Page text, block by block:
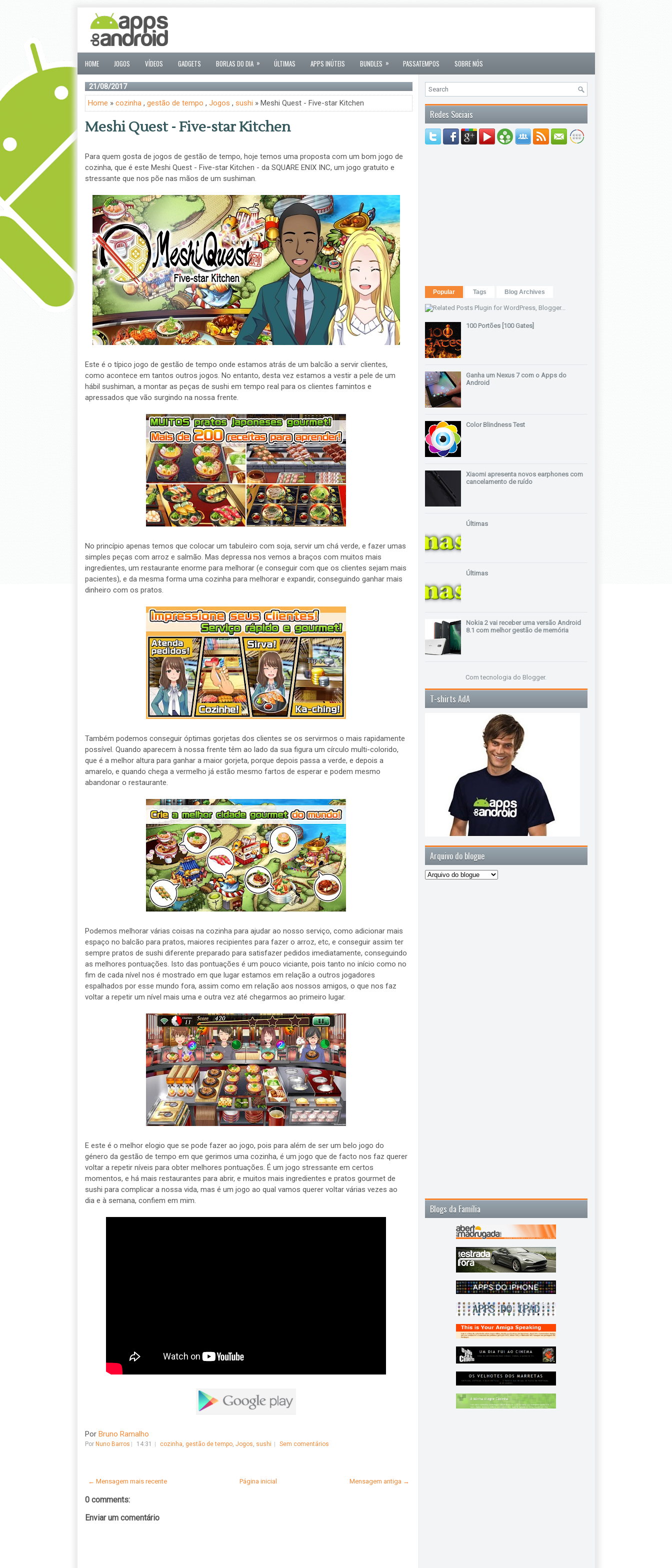
HOME JOGOS VÍDEOS GADGETS BORLAS DO DIA » ÚLTIMAS APPS INÚTEIS BUNDLES » PASSATEMPOS SOBRE NÓS
21/08/2017
Home » cozinha, gestão de tempo , Jogos , sushi » Meshi Quest - Five-star Kitchen
Meshi Quest - Five-star Kitchen
Para quem gosta de jogos de gestão de tempo, hoje temos uma proposta com um bom jogo de
cozinha, que é este Meshi Quest - Five-star Kitchen - da SQUARE ENIX INC, um jogo gratuito e
stressante que nos põe nas mãos de um sushiman.
Este é o típico jogo de gestão de tempo onde estamos atrás de um balcão a servir clientes,
como acontece em tantos outros jogos. No entanto, desta vez estamos a vestir a pele de um
hábil sushiman, a montar as peças de sushi em tempo real para os clientes famintos e
apressados que vão surgindo na nossa frente.
No princípio apenas temos que colocar um tabuleiro com soja, servir um chá verde, e fazer umas
simples peças com arroz e salmão. Mas depressa nos vemos a braços com muitos mais
ingredientes, um restaurante enorme para melhorar (e conseguir com que os clientes sejam mais
pacientes), e da mesma forma uma cozinha para melhorar e expandir, conseguindo ganhar mais
dinheiro com os pratos.
Também podemos conseguir óptimas gorjetas dos clientes se os servirmos o mais rapidamente
possível. Quando aparecem à nossa frente têm ao lado da sua figura um círculo multi-colorido,
que é a melhor altura para ganhar a maior gorjeta, porque depois passa a verde, e depois a
amarelo, e quando chega a vermelho já estão mesmo fartos de esperar e podem mesmo
abandonar o restaurante.
Podemos melhorar várias coisas na cozinha para ajudar ao nosso serviço, como adicionar mais
espaço no balcão para pratos, maiores recipientes para fazer o arroz, etc, e conseguir assim ter
sempre pratos de sushi diferente preparado para satisfazer pedidos imediatamente, conseguindo
as melhores pontuações. Isto das pontuações é um pouco viciante, pois tanto no início como no
fim de cada nível nos é mostrado em que lugar estamos em relação a outros jogadores
espalhados por esse mundo fora, assim como em relação aos nossos amigos, o que nos faz
voltar a repetir um nível mais uma e outra vez até chegarmos ao primeiro lugar.
E este é o melhor elogio que se pode fazer ao jogo, pois para além de ser um belo jogo do
género da gestão de tempo em que gerimos uma cozinha, é um jogo que de facto nos faz querer
voltar a repetir níveis para obter melhores pontuações. É um jogo stressante em certos
momentos, e há mais restaurantes para abrir, e muitos mais ingredientes e pratos gourmet de
sushi para complicar a nossa vida, mas é um jogo ao qual vamos querer voltar várias vezes ao
dia e à semana, confiem em mim.
Por Bruno Ramalho
Por Nuno Barros 14:31 cozinha, gestão de tempo, Jogos, sushi Sem comentários
← Mensagem mais recente Mensagem antiga →
Página inicial
0 comments:
Enviar um comentário
Redes Sociais
Popular Tags Blog Archives
100 Portões [100 Gates]
Ganha um Nexus 7 com o Apps do
Android
Color Blindness Test
Xiaomi apresenta novos earphones com
cancelamento de ruído
Últimas
Últimas
Nokia 2 vai receber uma versão Android
8.1 com melhor gestão de memória
Com tecnologia do Blogger.
T-shirts AdA
Arquivo do blogue
Blogs da Família